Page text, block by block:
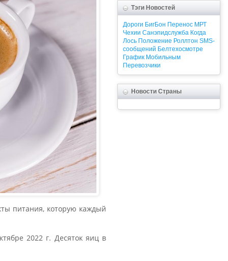
питания, которую каждый
2022 г. Десяток яиц в
Тэги Новостей
Дороги БигБон Перенос МРТ
Чехии Санэпидслужба Когда
Лось Положение Роллтон SMS-
сообщений Белтехосмотре
График Мобильным
Перевозчики
Новости Страны